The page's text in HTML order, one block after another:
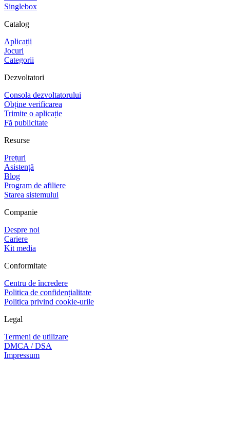
Singlebox
Catalog
Aplicații
Jocuri
Categorii
Dezvoltatori
Consola dezvoltatorului
Obține verificarea
Trimite o aplicație
Fă publicitate
Resurse
Prețuri
Asistență
Blog
Program de afiliere
Starea sistemului
Companie
Despre noi
Cariere
Kit media
Conformitate
Centru de încredere
Politica de confidențialitate
Politica privind cookie-urile
Legal
Termeni de utilizare
DMCA / DSA
Impressum